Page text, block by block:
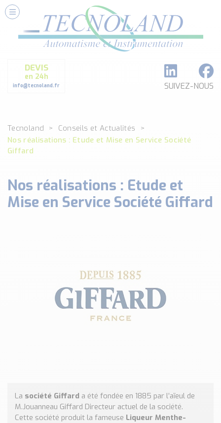
DEVIS
en 24h
info@tecnoland.fr SUIVEZ-NOUS
Nos Services
Conseils et Fourniture
Formation et Assistance
Architecture I-O Link multi fabricants
Classé par catégorie
DEBIT
SECURITE MACHINE
ENREGISTREUR + ACQUISITION DE DONNEES
SCHMERSAL
IDEM SAFETY
Voir toutes les marques …
Calculateur maintien en température
Calculateur Chauffage/Liquide/Gaz
Tecnoland
Conseils et Actualités
Nos réalisations : Etude et Mise en Service Société
Giffard
Nos réalisations : Etude et
Mise en Service Société Giffard
La société Giffard a été fondée en 1885 par l’aïeul de
M.Jouanneau Giffard Directeur actuel de la société.
Cette société produit la fameuse Liqueur Menthe-